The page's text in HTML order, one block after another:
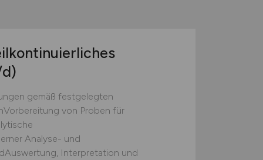
gemäß festgelegten
von Proben für
Analyse- und
Interpretation und